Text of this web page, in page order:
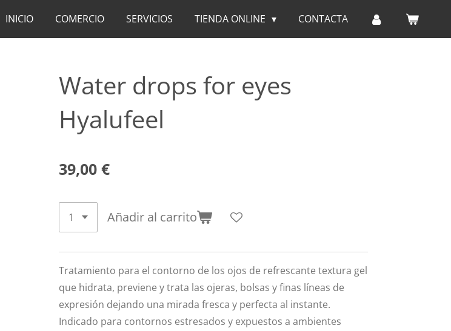
INICIO COMERCIO SERVICIOS TIENDA ONLINE CONTACTA
Water drops for eyes
Hyalufeel
39,00 €
Añadir al carrito
Tratamiento para el contorno de los ojos de refrescante textura gel
que hidrata, previene y trata las ojeras, bolsas y finas líneas de
expresión dejando una mirada fresca y perfecta al instante.
Indicado para contornos estresados y expuestos a ambientes